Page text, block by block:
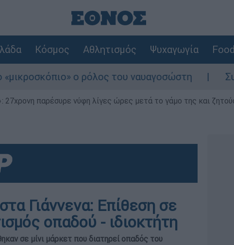
Κόσμος Αθλητισμός Ψυχαγωγία
ο ρόλος του ναυαγοσώστη
παρέσυρε νύφη λίγες ώρες μετά το γάμο της και
Γιάννενα: Επίθεση σε
οπαδού - ιδιοκτήτη
σε μίνι μάρκετ που διατηρεί οπαδός του